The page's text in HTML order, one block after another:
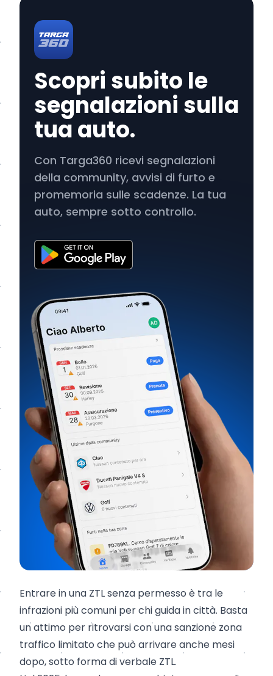
Scopri subito le
segnalazioni sulla
tua auto.
Con Targa360 ricevi segnalazioni
della community, avvisi di furto e
promemoria sulle scadenze. La tua
auto, sempre sotto controllo.
Entrare in una ZTL senza permesso è tra le
infrazioni più comuni per chi guida in città. Basta
un attimo per ritrovarsi con una sanzione zona
traffico limitato che può arrivare anche mesi
dopo, sotto forma di verbale ZTL.